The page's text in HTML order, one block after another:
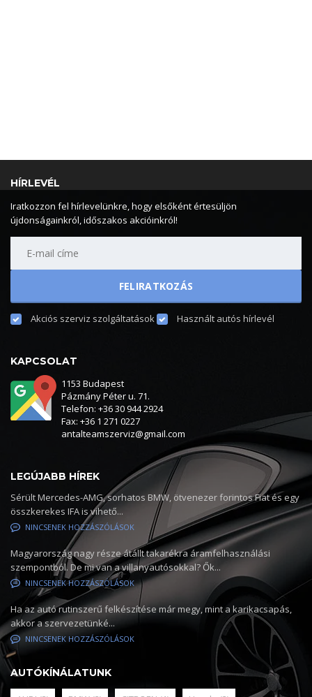
HÍRLEVÉL
Iratkozzon fel hírlevelünkre, hogy elsőként értesüljön
újdonságainkról, időszakos akcióinkról!
Akciós szerviz szolgáltatások Használt autós hírlevél
KAPCSOLAT
1153 Budapest
Pázmány Péter u. 71.
Telefon: +36 30 944 2924
Fax: +36 1 271 0227
antalteamszerviz@gmail.com
LEGÚJABB HÍREK
Sérült Mercedes-AMG, sorhatos BMW, ötvenezer forintos Fiat és egy
összkerekes IFA is vihető...
NINCSENEK HOZZÁSZÓLÁSOK
Magyarország nagy része átállt takarékra áramfelhasználási
szempontból. De mi van a villanyautósokkal? Ők...
NINCSENEK HOZZÁSZÓLÁSOK
Ha az autó rutinszerű felkészítése már megy, mint a karikacsapás,
akkor a szervezetünké...
NINCSENEK HOZZÁSZÓLÁSOK
AUTÓKÍNÁLATUNK